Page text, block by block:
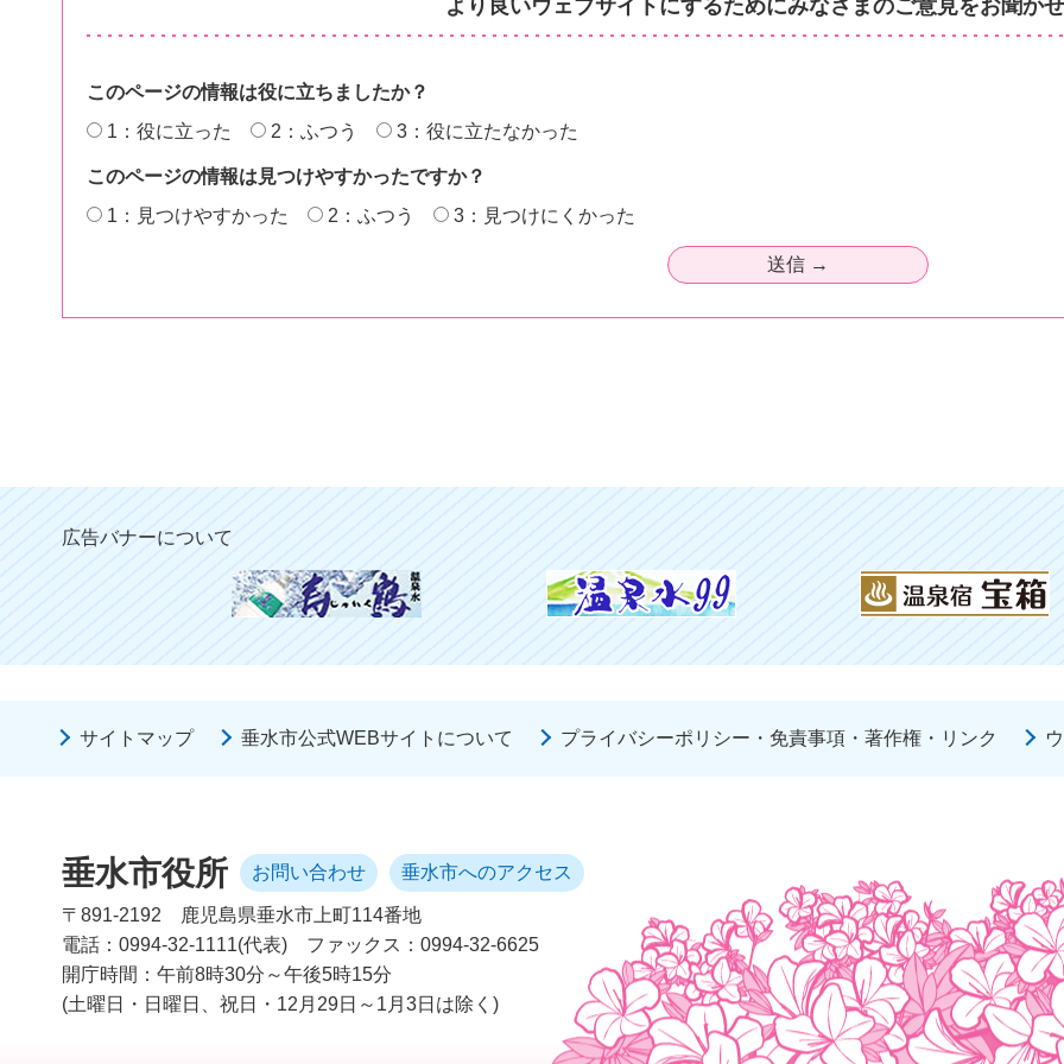
より良いウェブサイトにするためにみなさまのご意見をお聞か
このページの情報は役に立ちましたか？
1：役に立った
2：ふつう 3：役に立たなかった
このページの情報は見つけやすかったですか？
1：見つけやすかった
2：ふつう 3：見つけにくかった
広告バナーについて
サイトマップ 垂水市公式WEBサイトについて プライバシーポリシー・免責事項・著作権・リンク
垂水市役所 お問い合わせ 垂水市へのアクセス
〒891-2192
鹿児島県垂水市上町114番地
電話：0994-32-1111(代表)
ファックス：0994-32-6625
開庁時間：午前8時30分～午後5時15分
(土曜日・日曜日、祝日・12月29日～1月3日は除く)